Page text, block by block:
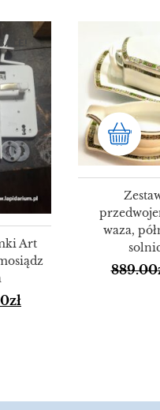
SALE!
Art
zł
waza,
889.00